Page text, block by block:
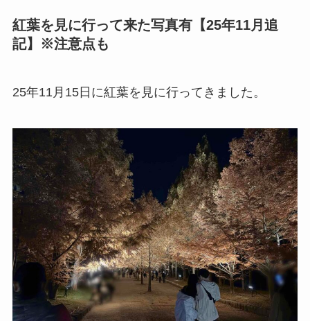
紅葉を見に行って来た写真有【25年11月追
記】※注意点も
25年11月15日に紅葉を見に行ってきました。